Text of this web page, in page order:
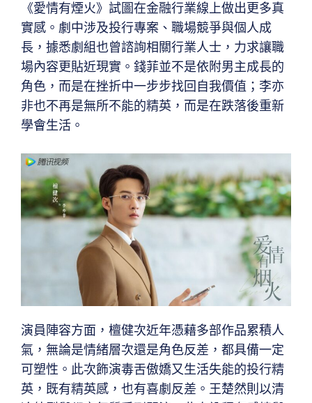
《愛情有煙火》試圖在金融行業線上做出更多真
實感。劇中涉及投行專案、職場競爭與個人成
長，據悉劇組也曾諮詢相關行業人士，力求讓職
場內容更貼近現實。錢菲並不是依附男主成長的
角色，而是在挫折中一步步找回自我價值；李亦
非也不再是無所不能的精英，而是在跌落後重新
學會生活。
演員陣容方面，檀健次近年憑藉多部作品累積人
氣，無論是情緒層次還是角色反差，都具備一定
可塑性。此次飾演毒舌傲嬌又生活失能的投行精
英，既有精英感，也有喜劇反差。王楚然則以清